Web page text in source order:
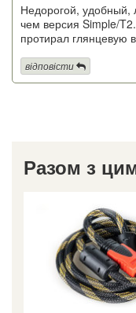
Недорогой, удобный,
чем версия Simple/
протирал глянцевую
відповісти
Разом з